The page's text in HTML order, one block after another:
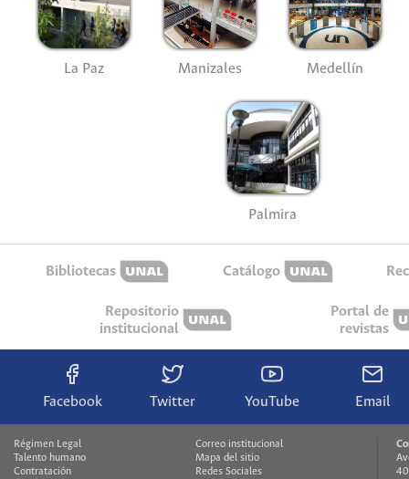
La Paz Manizales Medellín
Palmira
Bibliotecas Catálogo
Repositorio
institucional
Portal de
revistas
Facebook Twitter YouTube Email
Régimen Legal
Talento humano
Contratación
Correo institucional
Mapa del sitio
Redes Sociales